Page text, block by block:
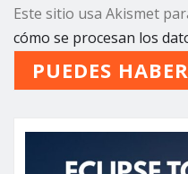
Este sitio usa Akismet
cómo se procesan los
PUEDES